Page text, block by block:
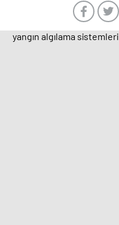
yangın algılama sistemleri